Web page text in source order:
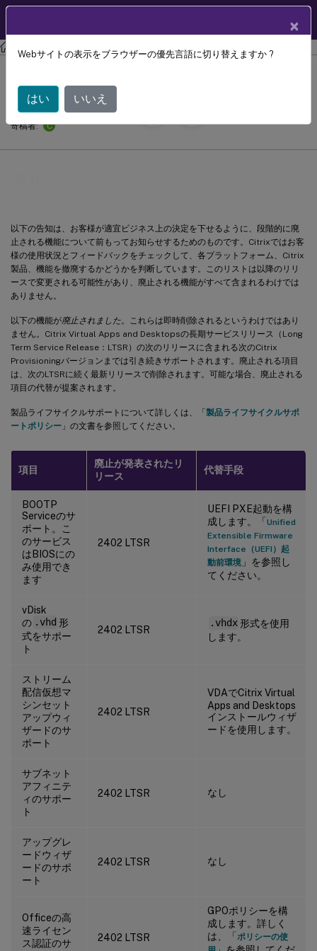
Citrix Provisioning Citrix Provisioning 2407
以下の告知は、お客様が適宜ビジネス上の決定を下せるように、段階的に廃
止される機能について前もってお知らせするためのものです。Citrixではお客
様の使用状況とフィードバックをチェックして、各プラットフォーム、Citrix
製品、機能を撤廃するかどうかを判断しています。このリストは以降のリリ
ースで変更される可能性があり、廃止される機能がすべて含まれるわけでは
ありません。
以下の機能が廃止されました。これらは即時削除されるというわけではあり
ません。Citrix Virtual Apps and Desktopsの長期サービスリリース（Long
Term Service Release：LTSR）の次のリリースに含まれる次のCitrix
Provisioningバージョンまでは引き続きサポートされます。廃止される項目
は、次のLTSRに続く最新リリースで削除されます。可能な場合、廃止される
項目の代替が提案されます。
製品ライフサイクルサポートについて詳しくは、「製品ライフサイクルサポ
ートポリシー 」の文書を参照してください。
項目
廃止が発表されたリ
リース
代替手段
BOOTP
Serviceのサ
ポート。こ
のサービス
はBIOSにの
み使用でき
ます
2402 LTSR
UEFI PXE起動を構
成します。「 Unified
Extensible Firmware
Interface（UEFI）起
動前環境 」を参照し
てください。
vDisk
の .vhd 形
式をサポー
ト
2402 LTSR
.vhdx 形式を使用
します。
ストリーム
配信仮想マ
シンセット
アップウィ
ザードのサ
ポート
2402 LTSR
VDAでCitrix Virtual
Apps and Desktops
インストールウィザ
ードを使用します。
サブネット
アフィニテ
ィのサポー
ト
2402 LTSR なし
アップグレ
ードウィザ
ードのサポ
ート
2402 LTSR なし
Officeの高
速ライセン
ス認証のサ
2402 LTSR
GPOポリシーを構
成します。詳しく
は、「 ポリシーの使
廃止
September 13,
2024
寄稿者:
C
×
Webサイトの表示をブラウザーの優先言語に切り替えますか ?
はい いいえ